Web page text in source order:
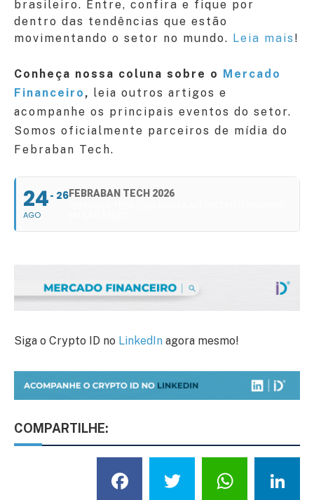
brasileiro. Entre, confira e fique por
dentro das tendências que estão
movimentando o setor no mundo. Leia mais !
Conheça nossa coluna sobre o Mercado
Financeiro , leia outros artigos e
acompanhe os principais eventos do setor.
Somos oficialmente parceiros de mídia do
Febraban Tech.
24
AGO
26FEBRABAN TECH 2026
Siga o Crypto ID no LinkedIn agora mesmo!
COMPARTILHE:
Facebook
Twitter